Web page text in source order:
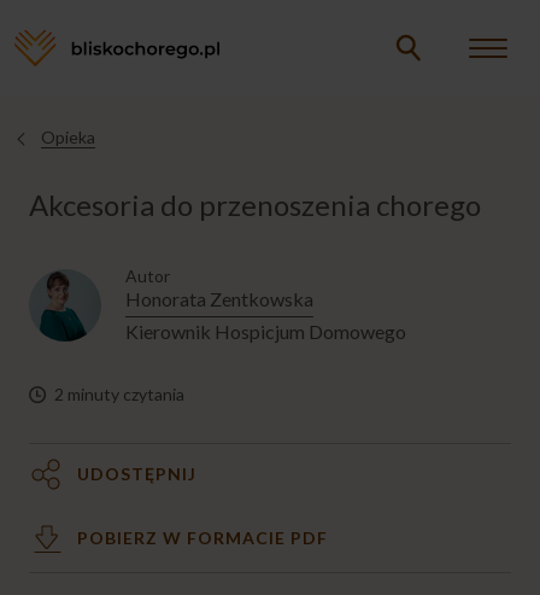
Opieka
CHORY W DOMU
CHORY W ŁÓŻKU
tutaj
Opieka
Akcesoria do przenoszenia chorego
Autor
Honorata Zentkowska
Kierownik Hospicjum Domowego
2 minuty czytania
UDOSTĘPNIJ
POBIERZ W FORMACIE PDF